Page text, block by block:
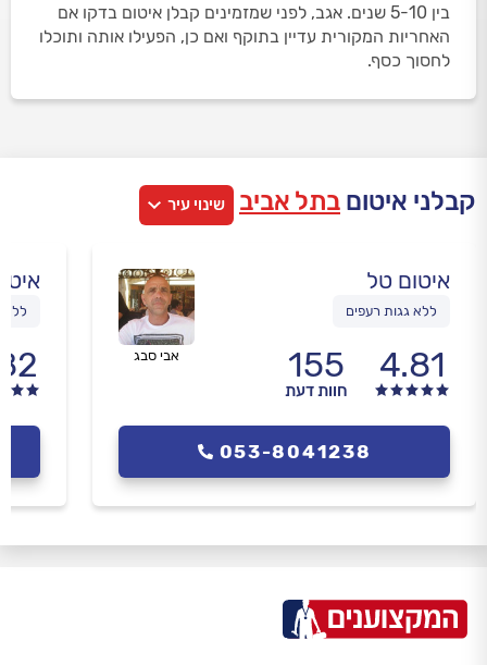
בין 5-10 שנים. אגב, לפני שמזמינים קבלן איטום בדקו אם
האחריות המקורית עדיין בתוקף ואם כן, הפעילו אותה ותוכלו
לחסוך כסף.
קבלני איטום בתל אביב שינוי עיר
איטום טל
ללא גגות רעפים
4.81
155
חוות דעת
אבי סבג
053-8041238
ללא